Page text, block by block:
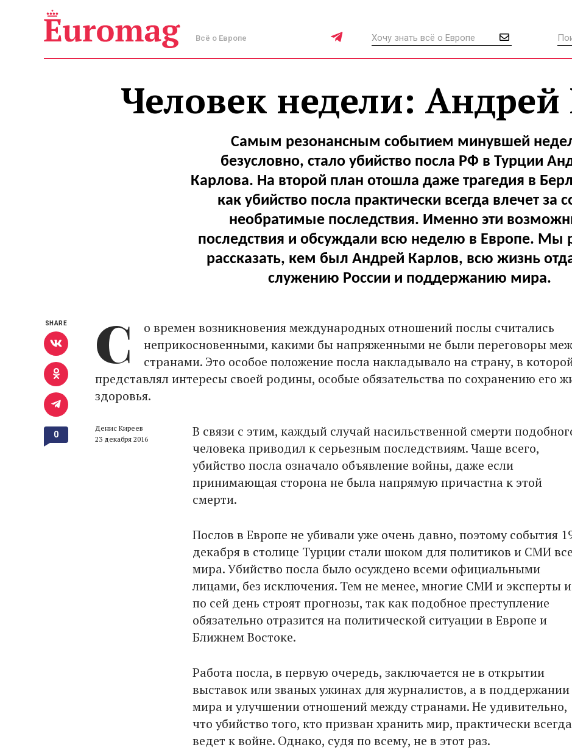
Всё о Европе
Человек недели: Андрей
Самым резонансным событием минувшей
безусловно, стало убийство посла РФ в Турции
Карлова. На второй план отошла даже трагедия в
как убийство посла практически всегда влечет за
необратимые последствия. Именно эти
последствия и обсуждали всю неделю в Европе. Мы
рассказать, кем был Андрей Карлов, всю жизнь
служению России и поддержанию мира.
С
о времен возникновения международных отношений послы считались
неприкосновенными, какими бы напряженными не были переговоры
странами. Это особое положение посла накладывало на страну, в
представлял интересы своей родины, особые обязательства по сохранению его
здоровья.
Денис Киреев
23 декабря 2016
В связи с этим, каждый случай насильственной смерти
человека приводил к серьезным последствиям. Чаще всего,
убийство посла означало объявление войны, даже если
принимающая сторона не была напрямую причастна к этой
смерти.
Послов в Европе не убивали уже очень давно, поэтому события
декабря в столице Турции стали шоком для политиков и СМИ
мира. Убийство посла было осуждено всеми официальными
лицами, без исключения. Тем не менее, многие СМИ и эксперты и
по сей день строят прогнозы, так как подобное преступление
обязательно отразится на политической ситуации в Европе и
Ближнем Востоке.
Работа посла, в первую очередь, заключается не в открытии
выставок или званых ужинах для журналистов, а в поддержании
мира и улучшении отношений между странами. Не удивительно,
что убийство того, кто призван хранить мир, практически всегда
ведет к войне. Однако, судя по всему, не в этот раз.
SHARE
0